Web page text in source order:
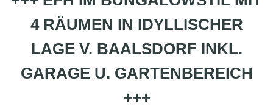
4 RÄUMEN IN IDYLLISCHER
LAGE V. BAALSDORF INKL.
GARAGE U. GARTENBEREICH
+++